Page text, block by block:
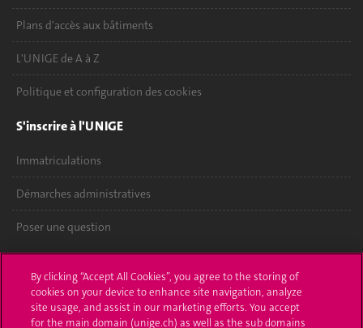
Plans d'accès aux bâtiments
L'UNIGE de A à Z
Politique et configuration des cookies
S'inscrire à l'UNIGE
Immatriculations
Démarches administratives
Poser une question
UNIGE Mobile
By clicking “Accept All Cookies”, you agree to the storing of
cookies on your device to enhance site navigation, analyze
site usage, and assist in our marketing efforts. You accept
for the main domain (unige.ch) as well as the sub domains